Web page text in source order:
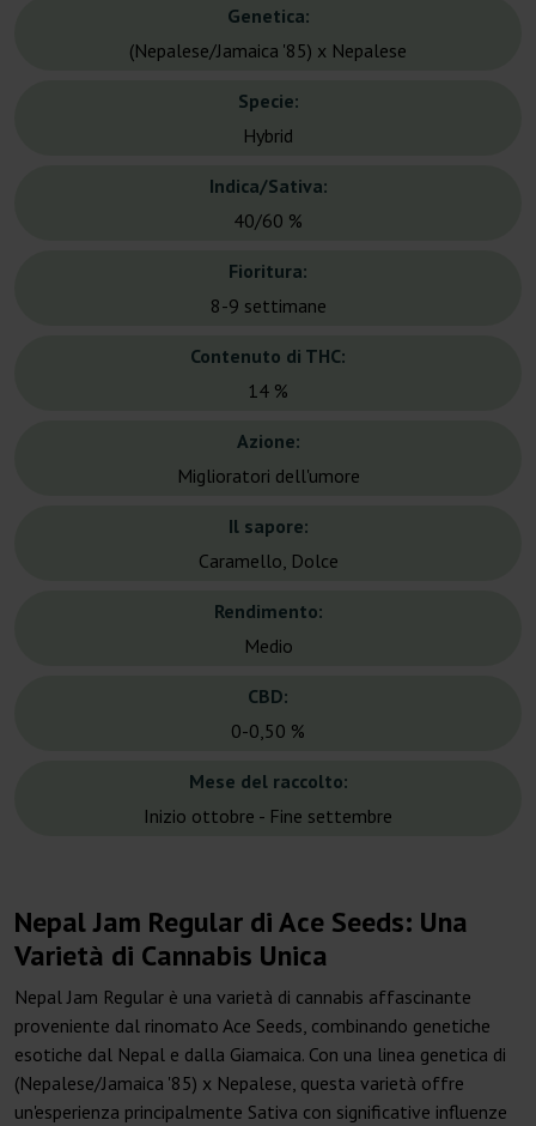
Genetica:
(Nepalese/Jamaica '85) x Nepalese
Specie:
Hybrid
Indica/Sativa:
40/60 %
Fioritura:
8-9 settimane
Contenuto di THC:
14 %
Azione:
Miglioratori dell'umore
Il sapore:
Caramello, Dolce
Rendimento:
Medio
CBD:
0-0,50 %
Mese del raccolto:
Inizio ottobre - Fine settembre
Nepal Jam Regular di Ace Seeds: Una
Varietà di Cannabis Unica
Nepal Jam Regular è una varietà di cannabis affascinante
proveniente dal rinomato Ace Seeds, combinando genetiche
esotiche dal Nepal e dalla Giamaica. Con una linea genetica di
(Nepalese/Jamaica '85) x Nepalese, questa varietà offre
un'esperienza principalmente Sativa con significative influenze